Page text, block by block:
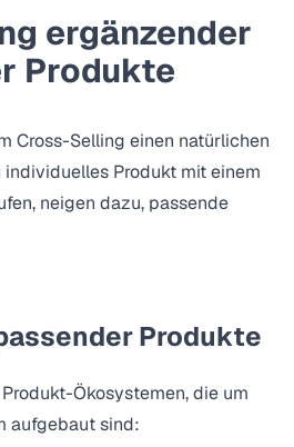
ergänzender
Produkte
Cross-Selling einen natürlichen
Produkt mit einem
neigen dazu, passende
Produkte
Ökosystemen, die um
aufgebaut sind: